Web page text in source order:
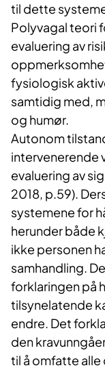
til dette
Polyvagal teori
evaluering av
fysiologisk
samtidig med,
og humør.
Autonom
intervenerende
evaluering av
2018, p.59).
systemene for
herunder både
ikke personen
samhandling.
forklaringen på
tilsynelatende
endre. Det
den
til å omfatte